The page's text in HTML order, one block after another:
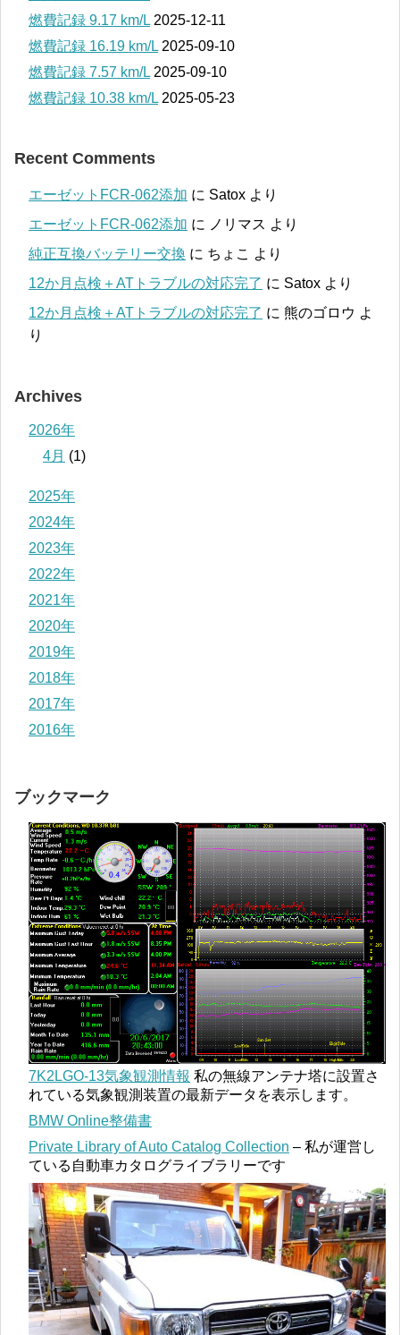
燃費記録 9.17 km/L 2025-12-11
燃費記録 16.19 km/L 2025-09-10
燃費記録 7.57 km/L 2025-09-10
燃費記録 10.38 km/L 2025-05-23
Recent Comments
エーゼットFCR-062添加 に Satox より
エーゼットFCR-062添加 に ノリマス より
純正互換バッテリー交換 に ちょこ より
12か月点検＋ATトラブルの対応完了 に Satox より
12か月点検＋ATトラブルの対応完了 に 熊のゴロウ よ
り
Archives
2026年
4月 (1)
2025年
2024年
2023年
2022年
2021年
2020年
2019年
2018年
2017年
2016年
ブックマーク
7K2LGO-13気象観測情報 私の無線アンテナ塔に設置さ
れている気象観測装置の最新データを表示します。
BMW Online整備書
Private Library of Auto Catalog Collection – 私が運営し
ている自動車カタログライブラリーです